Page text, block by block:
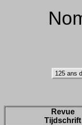
Revue
Tijdschrift